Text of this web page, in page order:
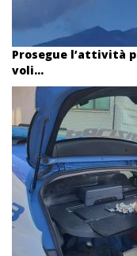
Prosegue l’attività
voli...